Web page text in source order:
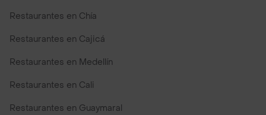
Restaurantes en Chía
Restaurantes en Cajicá
Restaurantes en Medellín
Restaurantes en Cali
Restaurantes en Guaymaral